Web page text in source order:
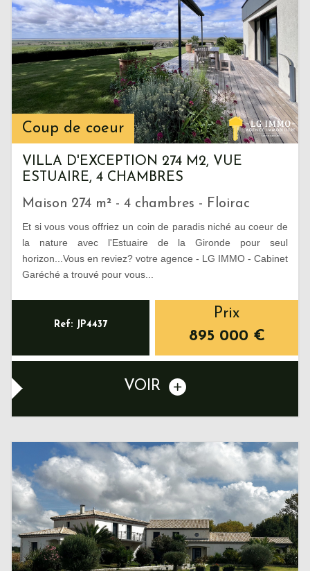
Coup de coeur
VILLA D'EXCEPTION 274 M2, VUE
ESTUAIRE, 4 CHAMBRES
Maison 274 m² - 4 chambres - Floirac
Et si vous vous offriez un coin de paradis niché au coeur de
la nature avec l'Estuaire de la Gironde pour seul
horizon...Vous en reviez? votre agence - LG IMMO - Cabinet
Garéché a trouvé pour vous...
Ref: JP4437
Prix
895 000 €
VOIR